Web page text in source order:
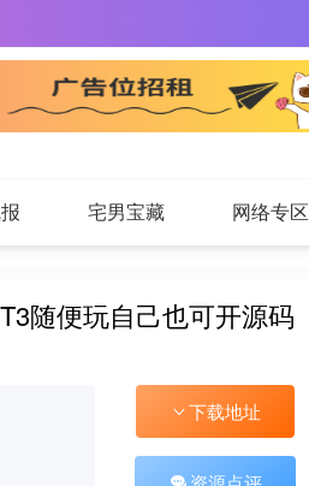
宅男宝藏 网络专区
随便玩自己也可开源码
下载地址